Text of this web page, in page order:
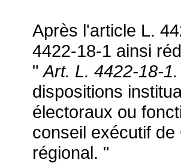
Après l'article L.
4422-18-1 ainsi
"Art. L. 4422-18-
dispositions
électoraux ou
conseil exécutif
régional. "